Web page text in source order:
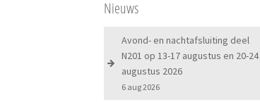
Nieuws
Avond- en nachtafsluiting deel
N201 op 13-17 augustus en 20-24
augustus 2026
6 aug 2026